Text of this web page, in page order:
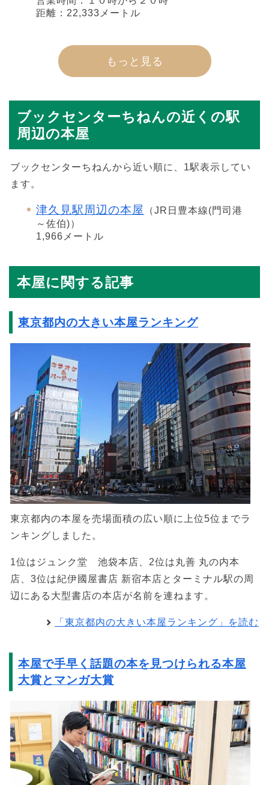
距離：22,333メートル
もっと見る
ブックセンターちねんの近くの駅
周辺の本屋
ブックセンターちねんから近い順に、1駅表示してい
ます。
津久見駅周辺の本屋
（JR日豊本線(門司港
～佐伯)）
1,966メートル
本屋に関する記事
東京都内の大きい本屋ランキング
東京都内の本屋を売場面積の広い順に上位5位までラ
ンキングしました。
1位はジュンク堂 池袋本店、2位は丸善 丸の内本
店、3位は紀伊國屋書店 新宿本店とターミナル駅の周
辺にある大型書店の本店が名前を連ねます。
「東京都内の大きい本屋ランキング」を読む
本屋で手早く話題の本を見つけられる本屋
大賞とマンガ大賞